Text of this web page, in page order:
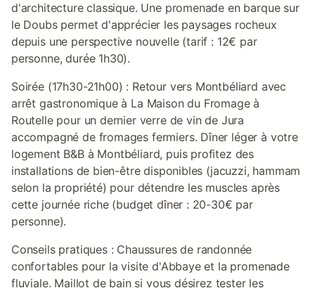
d'architecture classique. Une promenade en barque sur
le Doubs permet d'apprécier les paysages rocheux
depuis une perspective nouvelle (tarif : 12€ par
personne, durée 1h30).
Soirée (17h30-21h00) : Retour vers Montbéliard avec
arrêt gastronomique à La Maison du Fromage à
Routelle pour un dernier verre de vin de Jura
accompagné de fromages fermiers. Dîner léger à votre
logement B&B à Montbéliard, puis profitez des
installations de bien-être disponibles (jacuzzi, hammam
selon la propriété) pour détendre les muscles après
cette journée riche (budget dîner : 20-30€ par
personne).
Conseils pratiques : Chaussures de randonnée
confortables pour la visite d'Abbaye et la promenade
fluviale. Maillot de bain si vous désirez tester les